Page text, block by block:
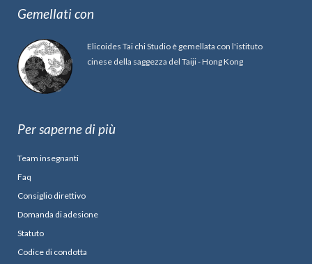
Gemellati con
Elicoides Tai chi Studio è gemellata con l'istituto
cinese della saggezza del Taiji - Hong Kong
Per saperne di più
Team insegnanti
Faq
Consiglio direttivo
Domanda di adesione
Statuto
Codice di condotta